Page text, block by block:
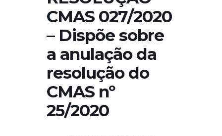
CMAS 027/2020
– Dispõe sobre
a anulação da
resolução do
CMAS nº
25/2020